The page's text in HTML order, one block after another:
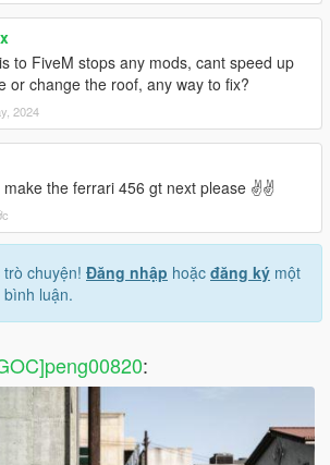
to FiveM stops any mods, cant speed up
or change the roof, any way to fix?
2024
make the ferrari 456 gt next please ✌️✌️
chuyện! Đăng nhập hoặc đăng ký một
luận.
: